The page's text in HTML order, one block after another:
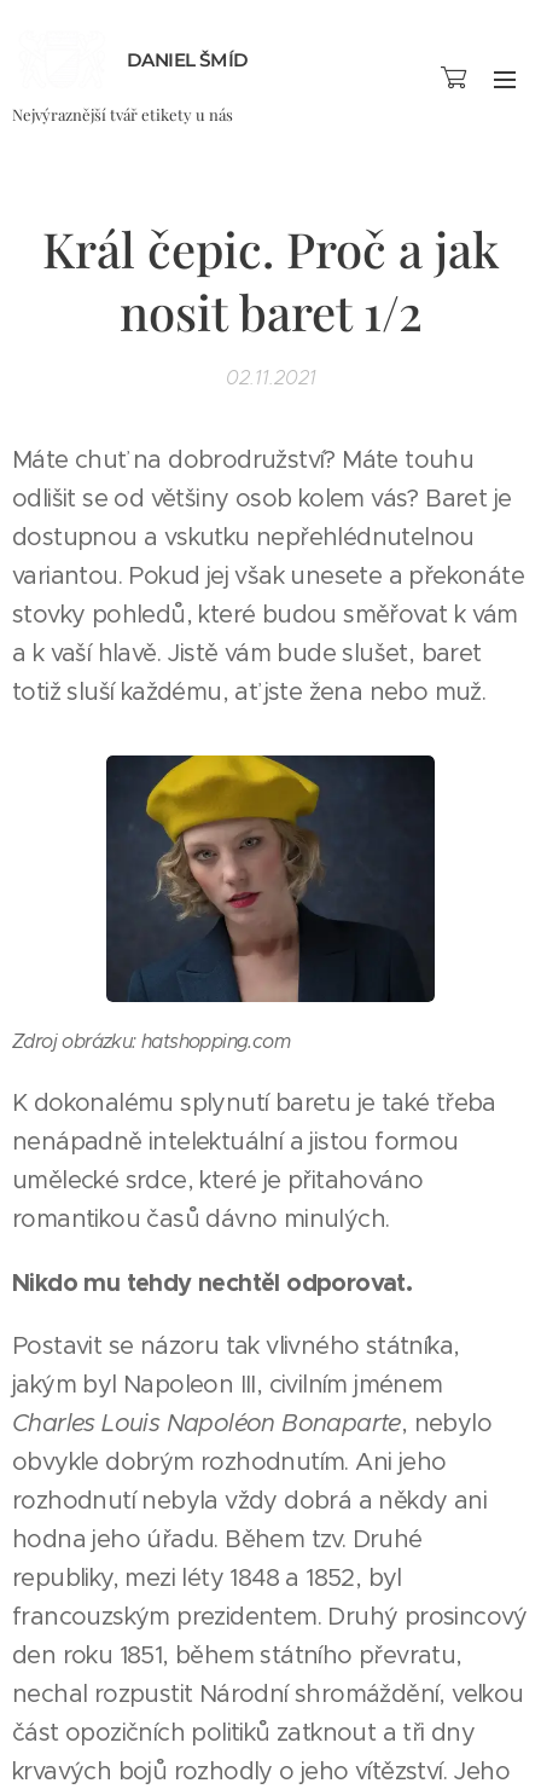
DANIEL ŠMÍD
Nejvýraznější tvář etikety u nás
Král čepic. Proč a jak
nosit baret 1/2
02.11.2021
Máte chuť na dobrodružství? Máte touhu
odlišit se od většiny osob kolem vás? Baret je
dostupnou a vskutku nepřehlédnutelnou
variantou. Pokud jej však unesete a překonáte
stovky pohledů, které budou směřovat k vám
a k vaší hlavě. Jistě vám bude slušet, baret
totiž sluší každému, ať jste žena nebo muž.
Zdroj obrázku: hatshopping.com
K dokonalému splynutí baretu je také třeba
nenápadně intelektuální a jistou formou
umělecké srdce, které je přitahováno
romantikou časů dávno minulých.
Nikdo mu tehdy nechtěl odporovat.
Postavit se názoru tak vlivného státníka,
jakým byl Napoleon III, civilním jménem
Charles Louis Napoléon Bonaparte, nebylo
obvykle dobrým rozhodnutím. Ani jeho
rozhodnutí nebyla vždy dobrá a někdy ani
hodna jeho úřadu. Během tzv. Druhé
republiky, mezi léty 1848 a 1852, byl
francouzským prezidentem. Druhý prosincový
den roku 1851, během státního převratu,
nechal rozpustit Národní shromáždění, velkou
část opozičních politiků zatknout a tři dny
krvavých bojů rozhodly o jeho vítězství. Jeho